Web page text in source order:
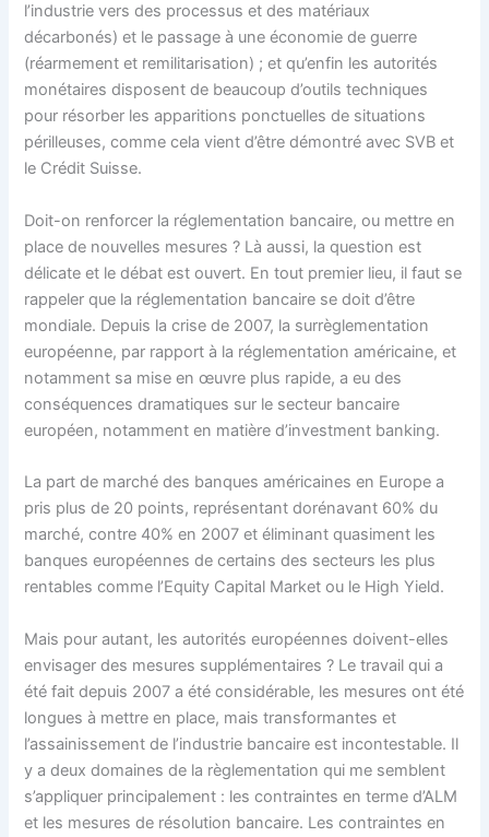
l’industrie vers des processus et des matériaux
décarbonés) et le passage à une économie de guerre
(réarmement et remilitarisation) ; et qu’enfin les autorités
monétaires disposent de beaucoup d’outils techniques
pour résorber les apparitions ponctuelles de situations
périlleuses, comme cela vient d’être démontré avec SVB et
le Crédit Suisse.
Doit-on renforcer la réglementation bancaire, ou mettre en
place de nouvelles mesures ? Là aussi, la question est
délicate et le débat est ouvert. En tout premier lieu, il faut se
rappeler que la réglementation bancaire se doit d’être
mondiale. Depuis la crise de 2007, la surrèglementation
européenne, par rapport à la réglementation américaine, et
notamment sa mise en œuvre plus rapide, a eu des
conséquences dramatiques sur le secteur bancaire
européen, notamment en matière d’investment banking.
La part de marché des banques américaines en Europe a
pris plus de 20 points, représentant dorénavant 60% du
marché, contre 40% en 2007 et éliminant quasiment les
banques européennes de certains des secteurs les plus
rentables comme l’Equity Capital Market ou le High Yield.
Mais pour autant, les autorités européennes doivent-elles
envisager des mesures supplémentaires ? Le travail qui a
été fait depuis 2007 a été considérable, les mesures ont été
longues à mettre en place, mais transformantes et
l’assainissement de l’industrie bancaire est incontestable. Il
y a deux domaines de la règlementation qui me semblent
s’appliquer principalement : les contraintes en terme d’ALM
et les mesures de résolution bancaire. Les contraintes en